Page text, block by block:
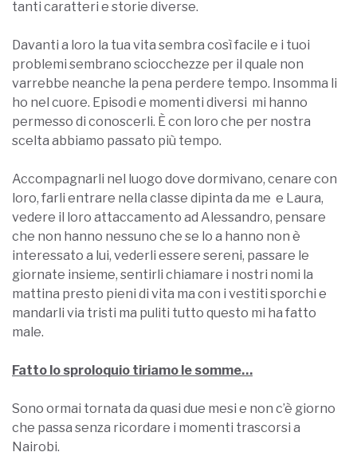
tanti caratteri e storie diverse.
Davanti a loro la tua vita sembra così facile e i tuoi
problemi sembrano sciocchezze per il quale non
varrebbe neanche la pena perdere tempo. Insomma li
ho nel cuore. Episodi e momenti diversi mi hanno
permesso di conoscerli. È con loro che per nostra
scelta abbiamo passato più tempo.
Accompagnarli nel luogo dove dormivano, cenare con
loro, farli entrare nella classe dipinta da me e Laura,
vedere il loro attaccamento ad Alessandro, pensare
che non hanno nessuno che se lo a hanno non è
interessato a lui, vederli essere sereni, passare le
giornate insieme, sentirli chiamare i nostri nomi la
mattina presto pieni di vita ma con i vestiti sporchi e
mandarli via tristi ma puliti tutto questo mi ha fatto
male.
Fatto lo sproloquio tiriamo le somme…
Sono ormai tornata da quasi due mesi e non c’è giorno
che passa senza ricordare i momenti trascorsi a
Nairobi.